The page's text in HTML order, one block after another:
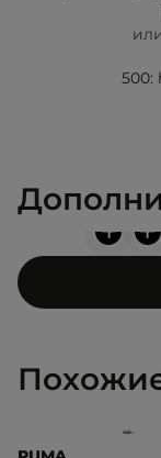
500:
+
+